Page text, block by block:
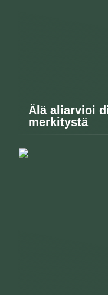
Älä aliarvioi
merkitystä